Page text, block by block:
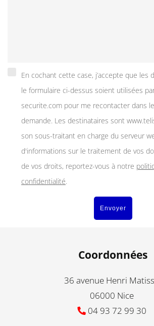
En cochant cette case, j’accepte que les
le formulaire ci-dessus soient utilisées
securite.com pour me recontacter dans
demande. Les destinataires sont
son sous-traitant en charge du serveur
d'informations sur le traitement de vos
de vos droits, reportez-vous à notre
confidentialité.
Envoyer
Coordonnées
36 avenue Henri
06000 Nice
04 93 72 99 30